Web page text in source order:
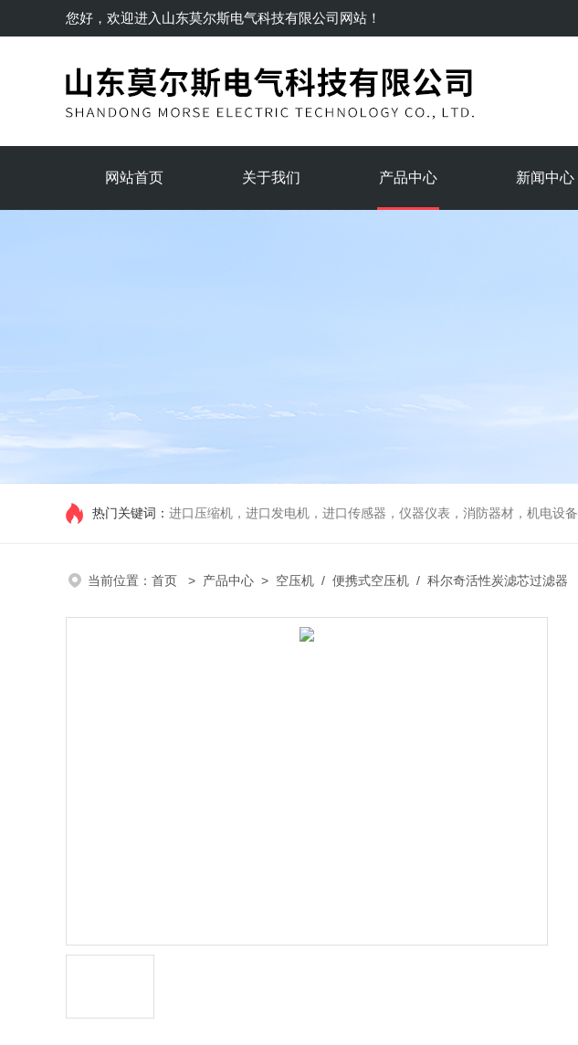
您好，欢迎进入 山东莫尔斯电气科技有限公司网站！
网站首页 关于我们 产品中心 新闻中心
热门关键词： 进口压缩机，进口发电机，进口传感器，仪器仪表，消防器材，机电设备
当前位置： 首页 > 产品中心 > 空压机 / 便携式空压机 / 科尔奇活性炭滤芯过滤器